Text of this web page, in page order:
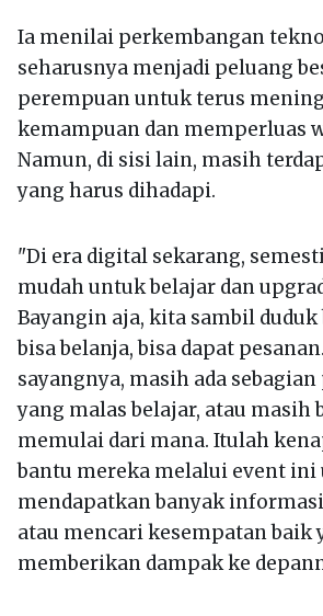
Ia menilai perkembangan
seharusnya menjadi peluang
perempuan untuk terus
kemampuan dan memperluas
Namun, di sisi lain, masih
yang harus dihadapi.
"Di era digital sekarang,
mudah untuk belajar dan
Bayangin aja, kita sambil duduk
bisa belanja, bisa dapat
sayangnya, masih ada
yang malas belajar, atau masih
memulai dari mana. Itulah
bantu mereka melalui event ini
mendapatkan banyak
atau mencari kesempatan baik
memberikan dampak ke